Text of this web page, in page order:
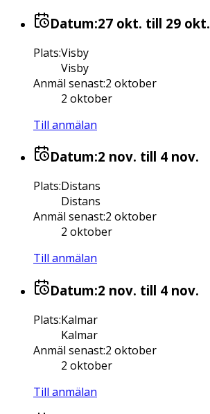
Datum:27 okt. till 29 okt.
Plats:Visby
Visby
Anmäl senast:2 oktober
2 oktober
Till anmälan
Datum:2 nov. till 4 nov.
Plats:Distans
Distans
Anmäl senast:2 oktober
2 oktober
Till anmälan
Datum:2 nov. till 4 nov.
Plats:Kalmar
Kalmar
Anmäl senast:2 oktober
2 oktober
Till anmälan